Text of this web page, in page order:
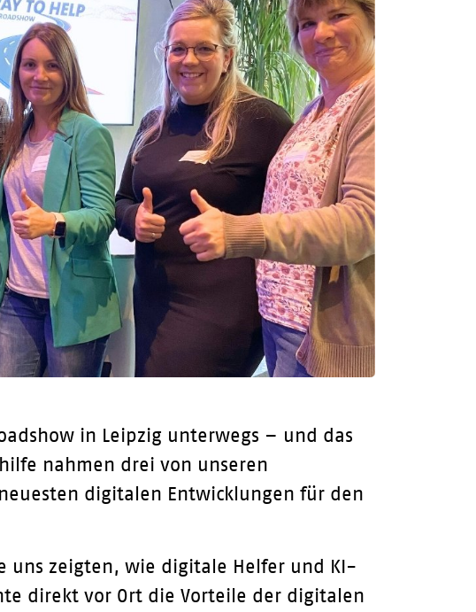
in Leipzig unterwegs – und das
nahmen drei von unseren
digitalen Entwicklungen für den
uns zeigten, wie digitale Helfer und KI-
direkt vor Ort die Vorteile der digitalen